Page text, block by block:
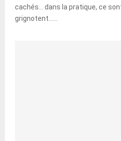
cachés… dans la pratique, ce
grignotent......